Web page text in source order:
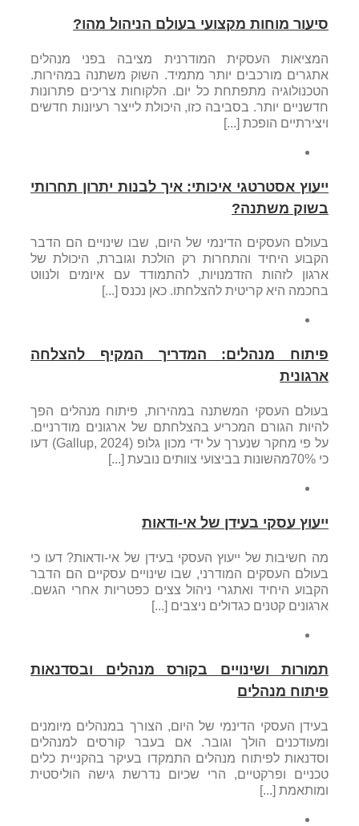
סיעור מוחות מקצועי בעולם הניהול מהו?
המציאות העסקית המודרנית מציבה בפני מנהלים
אתגרים מורכבים יותר מתמיד. השוק משתנה במהירות.
הטכנולוגיה מתפתחת כל יום. הלקוחות צריכים פתרונות
חדשניים יותר. בסביבה כזו, היכולת לייצר רעיונות חדשים
ויצירתיים הופכת [...]
ייעוץ אסטרטגי איכותי: איך לבנות יתרון תחרותי
בשוק משתנה?
בעולם העסקים הדינמי של היום, שבו שינויים הם הדבר
הקבוע היחיד והתחרות רק הולכת וגוברת, היכולת של
ארגון לזהות הזדמנויות, להתמודד עם איומים ולנווט
בחכמה היא קריטית להצלחתו. כאן נכנס [...]
פיתוח מנהלים: המדריך המקיף להצלחה
ארגונית
בעולם העסקי המשתנה במהירות, פיתוח מנהלים הפך
להיות הגורם המכריע בהצלחתם של ארגונים מודרניים.
על פי מחקר שנערך על ידי מכון גלופ (Gallup, 2024) דעו
כי 70%מהשונות בביצועי צוותים נובעת [...]
ייעוץ עסקי בעידן של אי-ודאות
מה חשיבות של ייעוץ העסקי בעידן של אי-ודאות? דעו כי
בעולם העסקים המודרני, שבו שינויים עסקיים הם הדבר
הקבוע היחיד ואתגרי ניהול צצים כפטריות אחרי הגשם.
ארגונים קטנים כגדולים ניצבים [...]
תמורות ושינויים בקורס מנהלים ובסדנאות
פיתוח מנהלים
בעידן העסקי הדינמי של היום, הצורך במנהלים מיומנים
ומעודכנים הולך וגובר. אם בעבר קורסים למנהלים
וסדנאות לפיתוח מנהלים התמקדו בעיקר בהקניית כלים
טכניים ופרקטיים, הרי שכיום נדרשת גישה הוליסטית
ומותאמת [...]